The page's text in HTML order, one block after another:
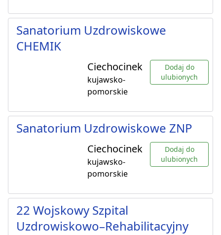
Sanatorium Uzdrowiskowe
CHEMIK
Ciechocinek
kujawsko-
pomorskie
Dodaj do
ulubionych
Sanatorium Uzdrowiskowe ZNP
Ciechocinek
kujawsko-
pomorskie
Dodaj do
ulubionych
22 Wojskowy Szpital
Uzdrowiskowo–Rehabilitacyjny